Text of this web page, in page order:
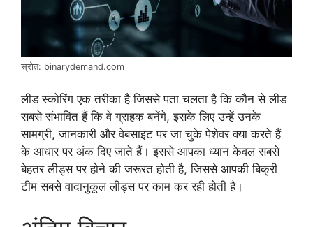
स्रोत: binarydemand.com
लीड स्कोरिंग एक तरीका है जिससे पता चलता है कि कौन से लीड
सबसे संभावित हैं कि वे ग्राहक बनेंगे, इसके लिए उन्हें उनके
सामग्री, जानकारी और वेबसाइट पर जा चुके पेशेवर क्या करते हैं
के आधार पर अंक दिए जाते हैं। इससे आपका ध्यान केवल सबसे
बेहतर लीड्स पर होने की जरूरत होती है, जिससे आपकी बिक्री
टीम सबसे वादानुकूल लीड्स पर काम कर रही होती है।